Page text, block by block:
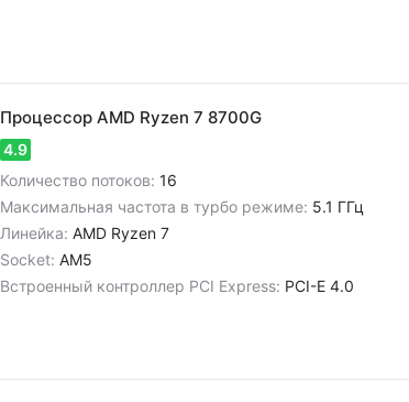
Процессор AMD Ryzen 7 8700G
4.9
Количество потоков: 16
Максимальная частота в турбо режиме: 5.1 ГГц
Линейка: AMD Ryzen 7
Socket: AM5
Встроенный контроллер PCI Express: PCI-E 4.0